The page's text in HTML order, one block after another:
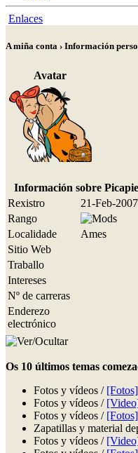
Enlaces
A miña conta › Información
Avatar
Información sobre
Rexistro
21-Feb-2007
Rango
Localidade
Ames
Sitio Web
Traballo
Intereses
Nº de carreras
Enderezo
electrónico
Os 10 últimos temas
Fotos y vídeos /
Fotos y vídeos /
Fotos y vídeos /
Zapatillas y material
Fotos y vídeos /